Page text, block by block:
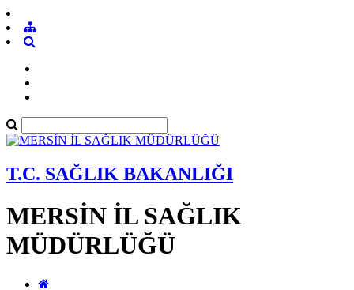
T.C. SAĞLIK BAKANLIĞI
MERSİN İL SAĞLIK
MÜDÜRLÜĞÜ